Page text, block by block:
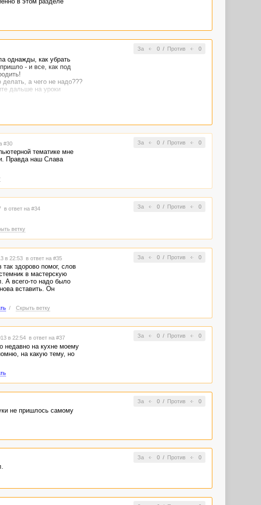
За 0/ Против 0
однажды, как убрать
- и все, как под
а чего не надо???
дальше на уроки
туда не хожу:)
За 0/ Против 0
#30
тематике мне
Правда наш Слава
За 0/ Против 0
в ответ на #34
ветку
За 0/ Против 0
в 22:53 в ответ на #35
здорово помог, слов
в мастерскую
А всего-то надо было
вставить. Он
/ Скрыть ветку
За 0/ Против 0
в 22:54 в ответ на #37
недавно на кухне моему
на какую тему, но
За 0/ Против 0
не пришлось самому
За 0/ Против 0